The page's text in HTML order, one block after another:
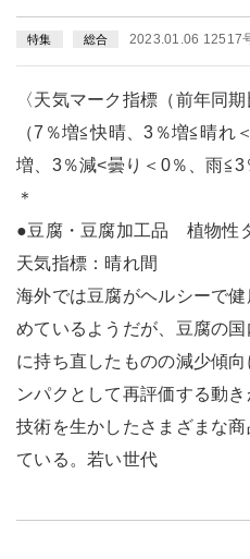
特集 総合 2023.01.06 12517
〈天気マーク指標（前年同期
（7％増≦快晴、3％増≦晴れ
増、3％減<曇り＜0％、雨≦3
＊
●豆腐・豆腐加工品 植物性
天気指標：晴れ間
海外では豆腐がヘルシーで
めているようだが、豆腐の
に持ち直したものの減少傾
ンパクとして再評価する動
技術を生かしたさまざまな
ている。若い世代